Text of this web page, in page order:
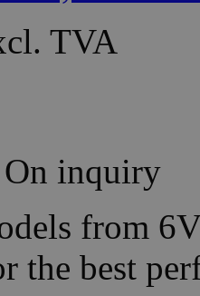
TVA
On inquiry
from
the best